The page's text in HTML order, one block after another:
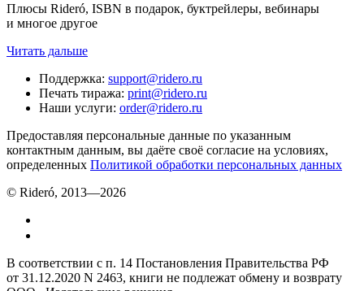
Плюсы Rideró, ISBN в подарок, буктрейлеры, вебинары
и многое другое
Читать дальше
Поддержка: support@ridero.ru
Печать тиража: print@ridero.ru
Наши услуги: order@ridero.ru
Предоставляя персональные данные по указанным
контактным данным, вы даёте своё согласие на условиях,
определенных Политикой обработки персональных данных
© Rideró, 2013—2026
В соответствии с п. 14 Постановления Правительства РФ
от 31.12.2020 N 2463, книги не подлежат обмену и возврату